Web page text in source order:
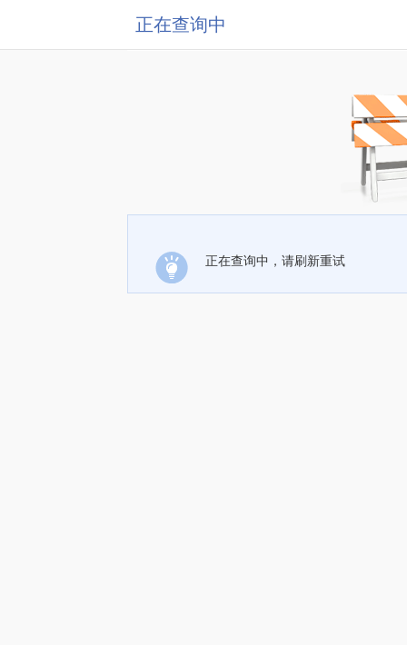
正在查询中
正在查询中，请刷新重试